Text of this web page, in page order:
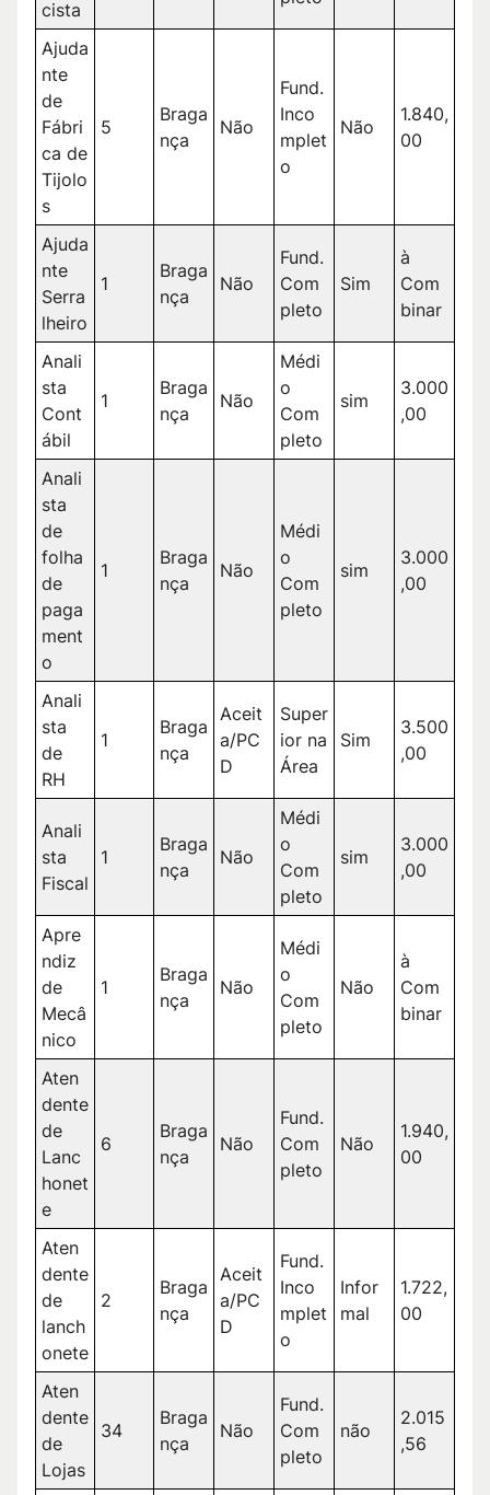
cista
Ajuda
nte
de
Fábri
ca de
Tijolo
s
5
Braga
nça
Não
Fund.
Inco
mplet
o
Não
1.840,
00
Ajuda
nte
Serra
lheiro
1
Braga
nça
Não
Fund.
Com
pleto
Sim
à
Com
binar
Anali
sta
Cont
ábil
1
Braga
nça
Não
Médi
o
Com
pleto
sim
3.000
,00
Anali
sta
de
folha
de
paga
ment
o
1
Braga
nça
Não
Médi
o
Com
pleto
sim
3.000
,00
Anali
sta
de
RH
1
Braga
nça
Aceit
a/PC
D
Super
ior na
Área
Sim
3.500
,00
Anali
sta
Fiscal
1
Braga
nça
Não
Médi
o
Com
pleto
sim
3.000
,00
Apre
ndiz
de
Mecâ
nico
1
Braga
nça
Não
Médi
o
Com
pleto
Não
à
Com
binar
Aten
dente
de
Lanc
honet
e
6
Braga
nça
Não
Fund.
Com
pleto
Não
1.940,
00
Aten
dente
de
lanch
onete
2
Braga
nça
Aceit
a/PC
D
Fund.
Inco
mplet
o
Infor
mal
1.722,
00
Aten
dente
de
Lojas
34
Braga
nça
Não
Fund.
Com
pleto
não
2.015
,56